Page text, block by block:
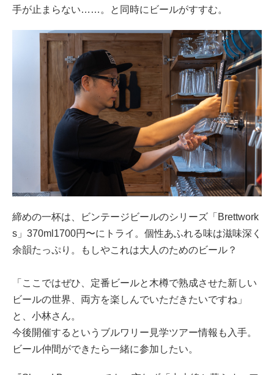
手が止まらない……。と同時にビールがすすむ。
締めの一杯は、ビンテージビールのシリーズ「Brettwork
s」370ml1700円〜にトライ。個性あふれる味は滋味深く
余韻たっぷり。もしやこれは大人のためのビール？
「ここではぜひ、定番ビールと木樽で熟成させた新しい
ビールの世界、両方を楽しんでいただきたいですね」
と、小林さん。
今後開催するというブルワリー見学ツアー情報も入手。
ビール仲間ができたら一緒に参加したい。